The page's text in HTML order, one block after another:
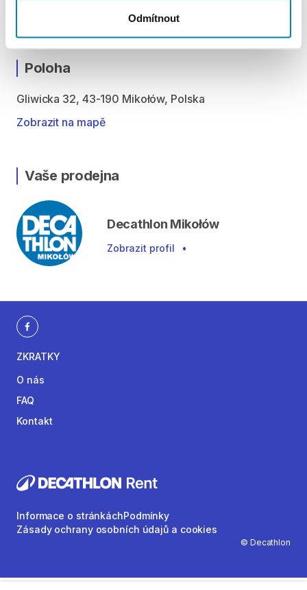
Odmítnout
Poloha
Gliwicka 32, 43-190 Mikołów, Polska
Zobrazit na mapě
Vaše prodejna
Decathlon Mikołów
Zobrazit profil •
ZKRATKY
O nás
FAQ
Kontakt
© Decathlon
Informace o stránkáchPodmínky
Zásady ochrany osobních údajů a cookies